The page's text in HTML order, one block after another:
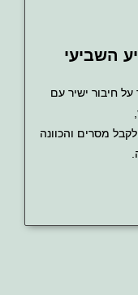
השביעי
חיבור ישיר עם
מסרים והכוונה